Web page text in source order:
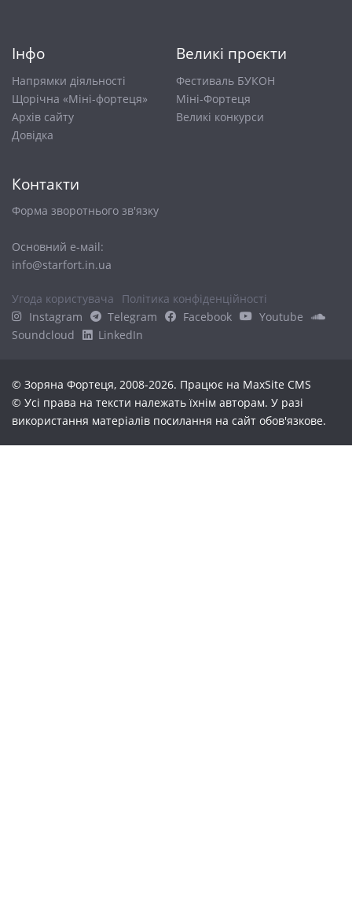
Інфо
Напрямки діяльності
Щорічна «Міні-фортеця»
Архів сайту
Довiдка
Великі проєкти
Фестиваль БУКОН
Міні-Фортеця
Великі конкурси
Контакти
Форма зворотнього зв'язку
Основний е-маіl:
info@starfort.in.ua
Угода користувача
Політика конфіденційності
Instagram
Telegram Facebook
Youtube
Soundcloud
LinkedIn
© Зоряна Фортеця, 2008-2026. Працює на MaxSite CMS
© Усі права на тексти належать їхнім авторам. У разі
використання матеріалів посилання на сайт обов'язкове.